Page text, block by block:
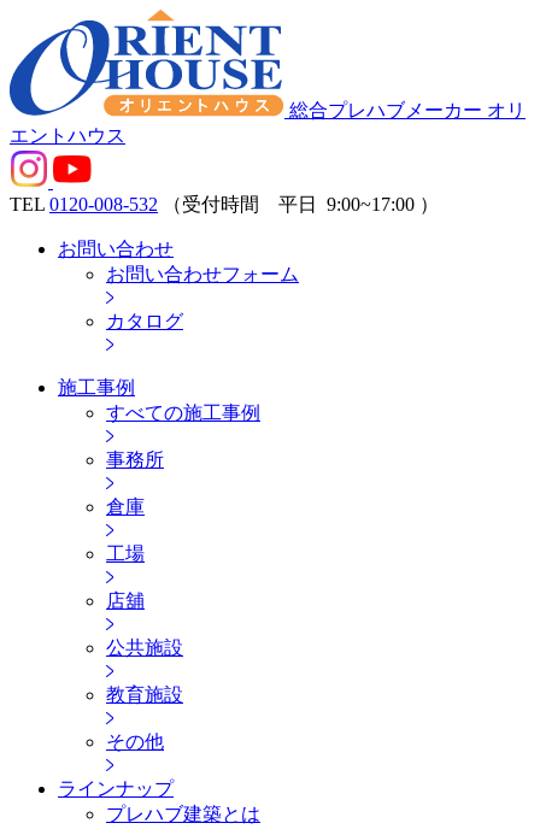
総合プレハブメーカー オリ
エントハウス
TEL 0120-008-532 （受付時間 平日 9:00~17:00 ）
お問い合わせ
お問い合わせフォーム
カタログ
施工事例
すべての施工事例
事務所
倉庫
工場
店舖
公共施設
教育施設
その他
ラインナップ
プレハブ建築とは